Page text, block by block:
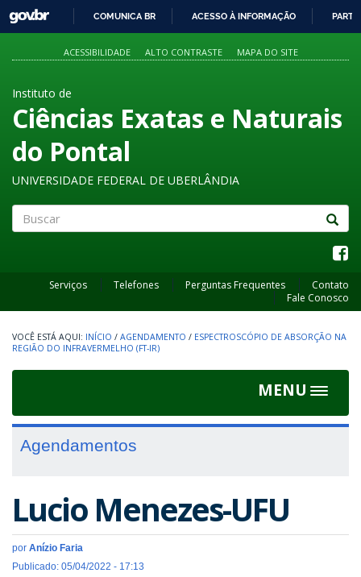
PARA
O
GOVBR
COMUNICA BR ACESSO À INFORMAÇÃO
ACESSIBILIDADE ALTO CONTRASTE MAPA DO SITE
Instituto de
Ciências Exatas e Naturais
do Pontal
UNIVERSIDADE FEDERAL DE UBERLÂNDIA
Serviços Telefones Perguntas Frequentes
Contato
Fale Conosco
INÍCIO / AGENDAMENTO / ESPECTROSCÓPIO DE ABSORÇÃO NA
REGIÃO DO INFRAVERMELHO (FT-IR)
MENU
Toggle
Agendamentos
Lucio Menezes-UFU
por Anízio Faria
Publicado: 05/04/2022 - 17:13